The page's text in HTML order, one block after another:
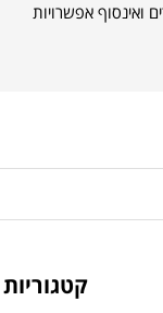
ואינסוף אפשרויות